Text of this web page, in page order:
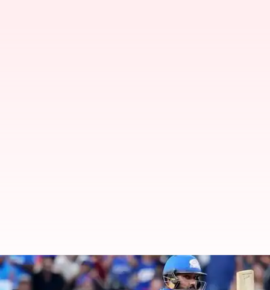
ఐపీఎల్ ఫ్లేఆఫ్స్ లో హిట్ మ్యాన్